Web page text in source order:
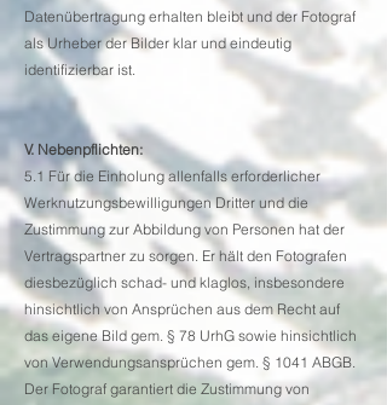
Datenübertragung erhalten bleibt und der Fotograf
als Urheber der Bilder klar und eindeutig
identifizierbar ist.
V. Nebenpflichten:
5.1 Für die Einholung allenfalls erforderlicher
Werknutzungsbewilligungen Dritter und die
Zustimmung zur Abbildung von Personen hat der
Vertragspartner zu sorgen. Er hält den Fotografen
diesbezüglich schad- und klaglos, insbesondere
hinsichtlich von Ansprüchen aus dem Recht auf
das eigene Bild gem. § 78 UrhG sowie hinsichtlich
von Verwendungsansprüchen gem. § 1041 ABGB.
Der Fotograf garantiert die Zustimmung von